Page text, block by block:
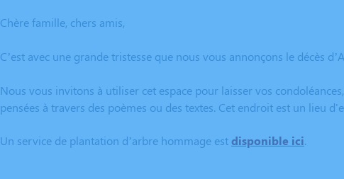
Chère famille, chers amis,
C’est avec une grande tristesse que nous vous annonçons le décès
Nous vous invitons à utiliser cet espace pour laisser vos
pensées à travers des poèmes ou des textes. Cet endroit est un lieu
Un service de plantation d’arbre hommage estdisponible ici.